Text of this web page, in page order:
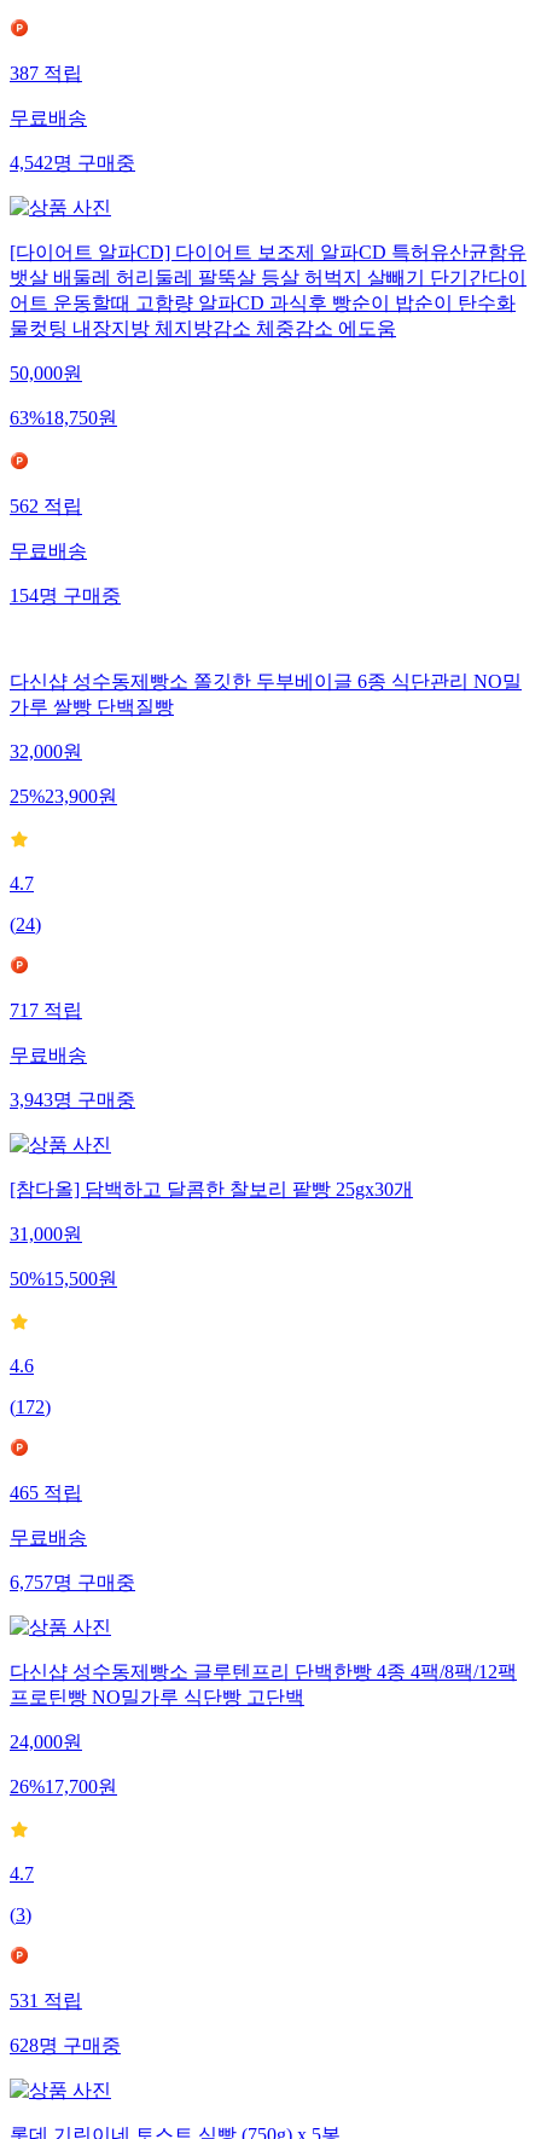
387적립
무료배송
4,542명구매중
[다이어트 알파CD] 다이어트 보조제 알파CD 특허유산균함유
뱃살 배둘레 허리둘레 팔뚝살 등살 허벅지 살빼기 단기간다이
어트 운동할때 고함량 알파CD 과식후 빵순이 밥순이 탄수화
물컷팅 내장지방 체지방감소 체중감소 에도움
50,000원
63%18,750원
562적립
무료배송
154명구매중
다신샵 성수동제빵소 쫄깃한 두부베이글 6종 식단관리 NO밀
가루 쌀빵 단백질빵
32,000원
25%23,900원
4.7
(24)
717적립
무료배송
3,943명구매중
[참다올] 담백하고 달콤한 찰보리 팥빵 25gx30개
31,000원
50%15,500원
4.6
(172)
465적립
무료배송
6,757명구매중
다신샵 성수동제빵소 글루텐프리 단백한빵 4종 4팩/8팩/12팩
프로틴빵 NO밀가루 식단빵 고단백
24,000원
26%17,700원
4.7
(3)
531적립
628명구매중